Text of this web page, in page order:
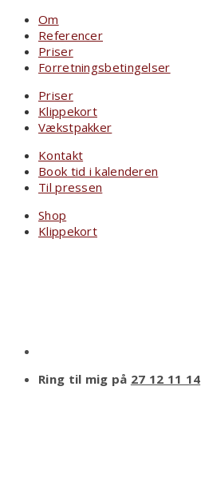
Om
Referencer
Priser
Forretningsbetingelser
Priser
Klippekort
Vækstpakker
Kontakt
Book tid i kalenderen
Til pressen
Shop
Klippekort
Ring til mig på 27 12 11 14